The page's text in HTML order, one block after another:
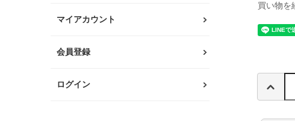
買い物を
マイアカウント
会員登録
ログイン